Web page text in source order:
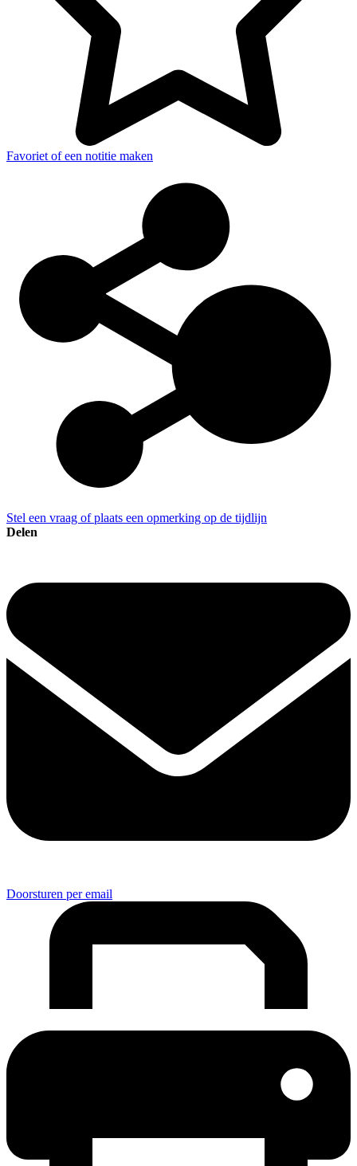
Favoriet of een notitie maken
Stel een vraag of plaats een opmerking op de tijdlijn
Delen
Doorsturen per email